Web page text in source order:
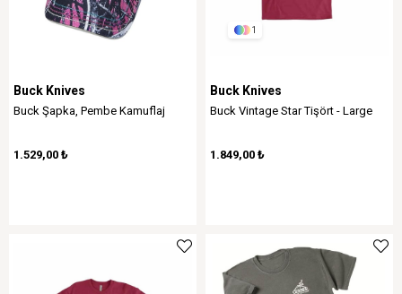
Buck Knives
Buck Şapka, Pembe Kamuflaj
1.529,00 ₺
1
Buck Knives
Buck Vintage Star Tişört - Large
1.849,00 ₺